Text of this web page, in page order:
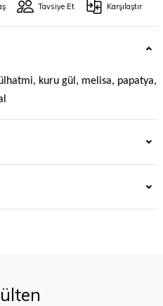
Tavsiye Et Karşılaştır
kuru gül, melisa, papatya,